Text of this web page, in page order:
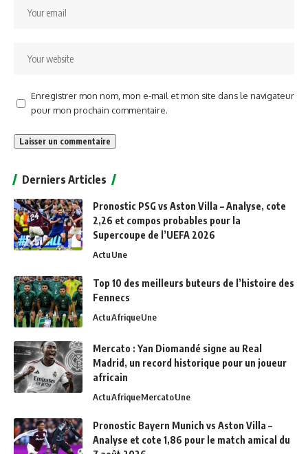
Enregistrer mon nom, mon e-mail et mon site dans le navigateur
pour mon prochain commentaire.
Derniers Articles
Pronostic PSG vs Aston Villa – Analyse, cote
2,26 et compos probables pour la
Supercoupe de l’UEFA 2026
ActuUne
Top 10 des meilleurs buteurs de l’histoire des
Fennecs
ActuAfriqueUne
Mercato : Yan Diomandé signe au Real
Madrid, un record historique pour un joueur
africain
ActuAfriqueMercatoUne
Pronostic Bayern Munich vs Aston Villa –
Analyse et cote 1,86 pour le match amical du